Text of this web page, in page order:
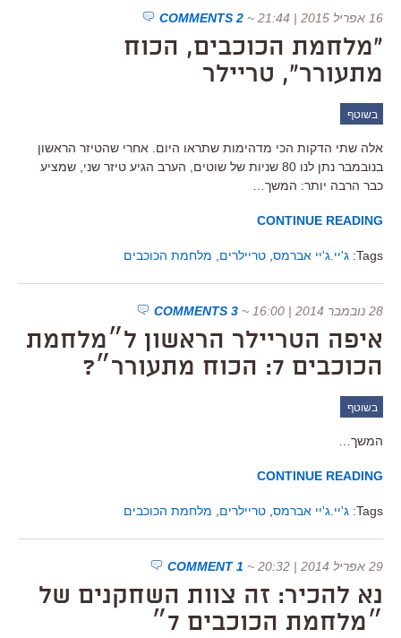
16 אפריל 2015 | 21:44 ~
2 COMMENTS
"מלחמת הכוכבים, הכוח
מתעורר", טריילר
בשוטף
אלה שתי הדקות הכי מדהימות שתראו היום. אחרי שהטיזר הראשון
בנובמבר נתן לנו 80 שניות של שוטים, הערב הגיע טיזר שני, שמציע
כבר הרבה יותר: המשך…
CONTINUE READING
Tags: ג'יי.ג'יי אברמס טריילרים מלחמת הכוכבים
28 נובמבר 2014 | 16:00 ~
3 COMMENTS
איפה הטריילר הראשון ל״מלחמת
הכוכבים 7: הכוח מתעורר״?
בשוטף
המשך…
CONTINUE READING
Tags: ג'יי.ג'יי אברמס טריילרים מלחמת הכוכבים
29 אפריל 2014 | 20:32 ~
1 COMMENT
נא להכיר: זה צוות השחקנים של
״מלחמת הכוכבים 7״